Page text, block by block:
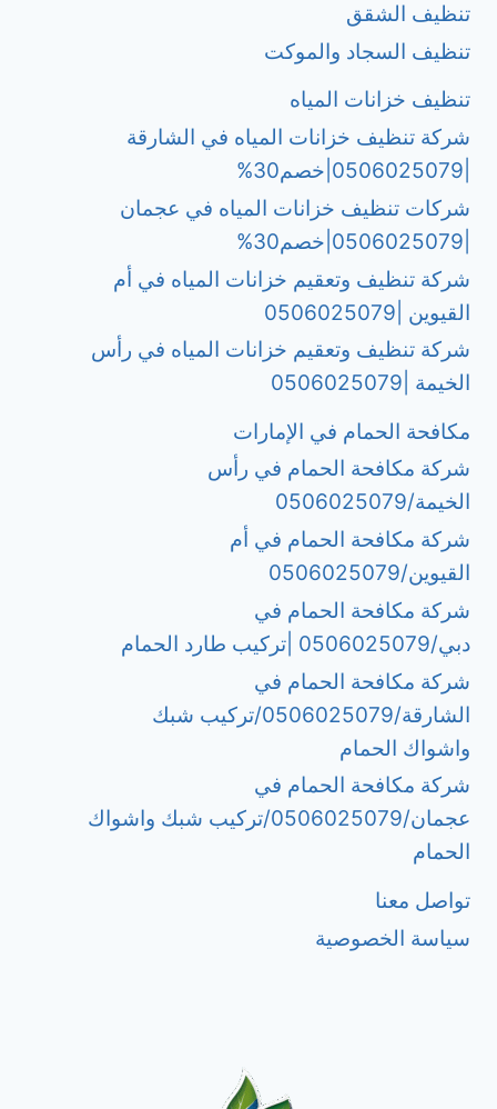
تنظيف الشقق
تنظيف السجاد والموكت
تنظيف خزانات المياه
شركة تنظيف خزانات المياه في الشارقة
شركات تنظيف خزانات المياه في عجمان
شركة تنظيف وتعقيم خزانات المياه في أم
القيوين |0506025079
شركة تنظيف وتعقيم خزانات المياه في رأس
الخيمة |0506025079
مكافحة الحمام في الإمارات
شركة مكافحة الحمام في رأس
الخيمة/0506025079
شركة مكافحة الحمام في أم
القيوين/0506025079
شركة مكافحة الحمام في
دبي/0506025079 |تركيب طارد الحمام
شركة مكافحة الحمام في
الشارقة/0506025079/تركيب شبك
واشواك الحمام
شركة مكافحة الحمام في
عجمان/0506025079/تركيب شبك واشواك
الحمام
تواصل معنا
سياسة الخصوصية